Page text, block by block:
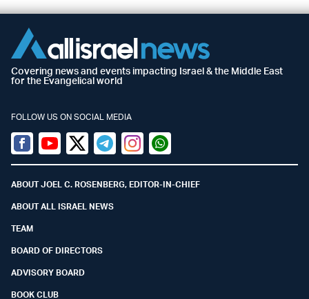
Covering news and events impacting Israel & the Middle East
for the Evangelical world
FOLLOW US ON SOCIAL MEDIA
Facebook
YoutubeTwitter (X)
TelegramInstagramWhatsapp
ABOUT JOEL C. ROSENBERG, EDITOR-IN-CHIEF
ABOUT ALL ISRAEL NEWS
TEAM
BOARD OF DIRECTORS
ADVISORY BOARD
BOOK CLUB